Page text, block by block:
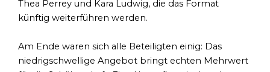
Thea Perrey und Kara Ludwig, die das Format
künftig weiterführen werden.
Am Ende waren sich alle Beteiligten einig: Das
niedrigschwellige Angebot bringt echten Mehrwert